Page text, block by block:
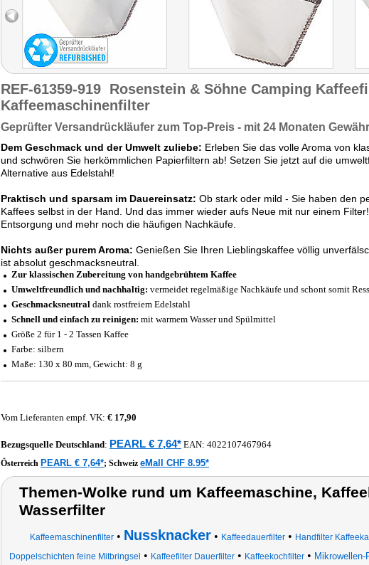
REF-61359-919 Rosenstein & Söhne Camping
Kaffeemaschinenfilter
Geprüfter Versandrückläufer zum Top-Preis - mit 24 Monaten
Dem Geschmack und der Umwelt zuliebe: Erleben Sie das volle Aroma von
und schwören Sie herkömmlichen Papierfiltern ab! Setzen Sie jetzt auf die
Alternative aus Edelstahl!
Praktisch und sparsam im Dauereinsatz: Ob stark oder mild - Sie haben den
Kaffees selbst in der Hand. Und das immer wieder aufs Neue mit nur einem
Entsorgung und mehr noch die häufigen Nachkäufe.
Nichts außer purem Aroma: Genießen Sie Ihren Lieblingskaffee völlig
ist absolut geschmacksneutral.
Zur klassischen Zubereitung von handgebrühtem Kaffee
Umweltfreundlich und nachhaltig: vermeidet regelmäßige Nachkäufe und schont somit
Geschmacksneutral dank rostfreiem Edelstahl
Schnell und einfach zu reinigen: mit warmem Wasser und Spülmittel
Größe 2 für 1 - 2 Tassen Kaffee
Farbe: silbern
Maße: 130 x 80 mm, Gewicht: 8 g
Vom Lieferanten empf. VK: € 17,90
Bezugsquelle Deutschland: PEARL € 7,64* EAN: 4022107467964
Österreich PEARL € 7,64*; Schweiz eMall CHF 8.95*
Themen-Wolke rund um Kaffeemaschine,
Wasserfilter
Kaffeemaschinenfilter • Nussknacker • Kaffeedauerfilter • Handfilter
Doppelschichten feine Mitbringsel
• Kaffeefilter Dauerfilter• Kaffeekochfilter•